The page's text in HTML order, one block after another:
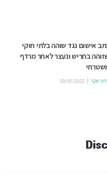
אישום נגד שוהה בלתי חוקי
בחריש ונעצר לאחר מרדף
שקד 29/05/2022